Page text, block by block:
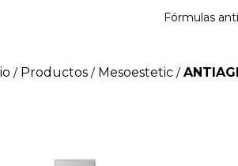
Fórmulas
/ Productos / Mesoestetic /